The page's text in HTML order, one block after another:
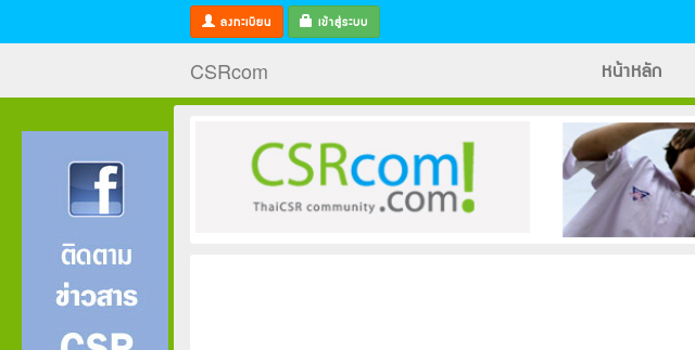
ลงทะเบียน เข้าสู่ระบบ
CSRcom หน้าหลัก